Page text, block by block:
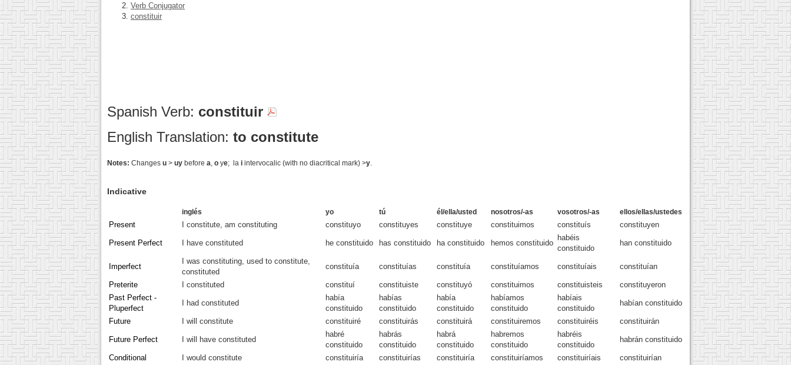
Verb Conjugator
constituir
Spanish Verb: constituir
English Translation: to constitute
Notes: Changes u > uy before a, o ye; la i intervocalic (with no diacritical mark) >y.
Indicative
inglés yo tú él/ella/usted nosotros/-as vosotros/-as ellos/ellas/ustedes
Present I constitute, am constituting constituyo constituyes constituye constituimos constituís constituyen
Present Perfect I have constituted he constituido has constituido ha constituido hemos constituido
habéis
constituido
han constituido
Imperfect
I was constituting, used to constitute,
constituted
constituía constituías constituía constituíamos constituíais constituían
Preterite I constituted constituí constituiste constituyó constituimos constituisteis
constituyeron
Past Perfect -
Pluperfect
I had constituted
había
constituido
habías
constituido
había
constituido
habíamos
constituido
habíais
constituido
habían constituido
Future I will constitute constituiré constituirás constituirá constituiremos constituiréis constituirán
Future Perfect I will have constituted
habré
constituido
habrás
constituido
habrá
constituido
habremos
constituido
habréis
constituido
habrán constituido
Conditional I would constitute constituiría constituirías constituiría constituiríamos constituiríais constituirían